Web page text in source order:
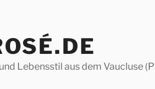
Lebensstil aus dem Vaucluse